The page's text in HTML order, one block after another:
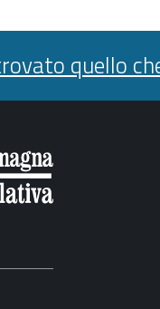
quello